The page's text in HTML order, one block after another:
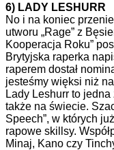
6) LADY LESHURR
No i na koniec
utworu „Rage” z
Kooperacja Roku”
Brytyjska raperka
raperem dostał
jesteśmy więksi niż
Lady Leshurr to
także na świecie.
Speech”, w których
rapowe skillsy.
Minaj, Kano czy